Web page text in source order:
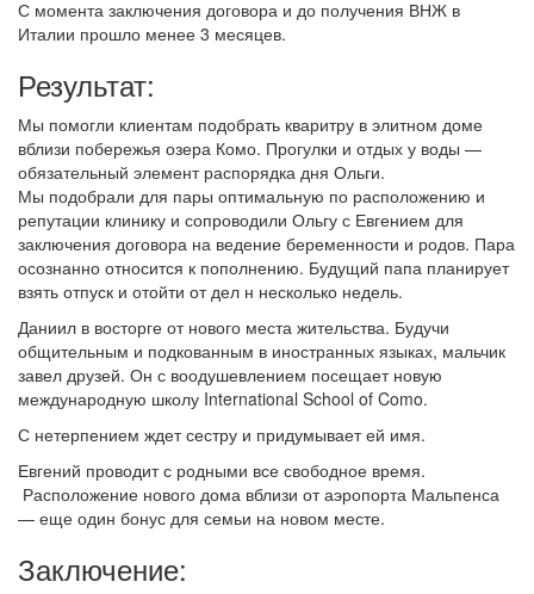
С момента заключения договора и до получения ВНЖ в
Италии прошло менее 3 месяцев.
Результат:
Мы помогли клиентам подобрать кваритру в элитном доме
вблизи побережья озера Комо. Прогулки и отдых у воды —
обязательный элемент распорядка дня Ольги.
Мы подобрали для пары оптимальную по расположению и
репутации клинику и сопроводили Ольгу с Евгением для
заключения договора на ведение беременности и родов. Пара
осознанно относится к пополнению. Будущий папа планирует
взять отпуск и отойти от дел н несколько недель.
Даниил в восторге от нового места жительства. Будучи
общительным и подкованным в иностранных языках, мальчик
завел друзей. Он с воодушевлением посещает новую
международную школу International School of Como.
С нетерпением ждет сестру и придумывает ей имя.
Евгений проводит с родными все свободное время.
Расположение нового дома вблизи от аэропорта Мальпенса
— еще один бонус для семьи на новом месте.
Заключение: